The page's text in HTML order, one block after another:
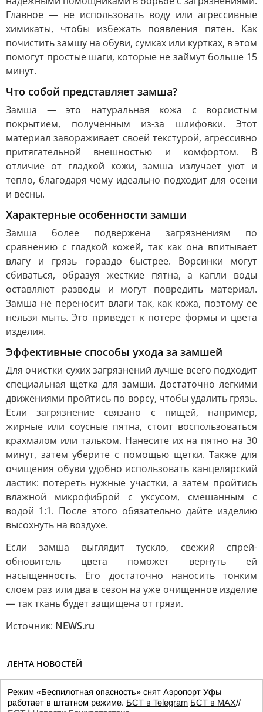
Главное — не использовать воду или агрессивные
химикаты, чтобы избежать появления пятен. Как
почистить замшу на обуви, сумках или куртках, в этом
помогут простые шаги, которые не займут больше 15
минут.
Что собой представляет замша?
Замша — это натуральная кожа с ворсистым
покрытием, полученным из-за шлифовки. Этот
материал завораживает своей текстурой, агрессивно
притягательной внешностью и комфортом. В
отличие от гладкой кожи, замша излучает уют и
тепло, благодаря чему идеально подходит для осени
и весны.
Характерные особенности замши
Замша более подвержена загрязнениям по
сравнению с гладкой кожей, так как она впитывает
влагу и грязь гораздо быстрее. Ворсинки могут
сбиваться, образуя жесткие пятна, а капли воды
оставляют разводы и могут повредить материал.
Замша не переносит влаги так, как кожа, поэтому ее
нельзя мыть. Это приведет к потере формы и цвета
изделия.
Эффективные способы ухода за замшей
Для очистки сухих загрязнений лучше всего подходит
специальная щетка для замши. Достаточно легкими
движениями пройтись по ворсу, чтобы удалить грязь.
Если загрязнение связано с пищей, например,
жирные или соусные пятна, стоит воспользоваться
крахмалом или тальком. Нанесите их на пятно на 30
минут, затем уберите с помощью щетки. Также для
очищения обуви удобно использовать канцелярский
ластик: потереть нужные участки, а затем пройтись
влажной микрофиброй с уксусом, смешанным с
водой 1:1. После этого обязательно дайте изделию
высохнуть на воздухе.
Если замша выглядит тускло, свежий спрей-
обновитель цвета поможет вернуть ей
насыщенность. Его достаточно наносить тонким
слоем раз или два в сезон на уже очищенное изделие
— так ткань будет защищена от грязи.
Источник: NEWS.ru
ЛЕНТА НОВОСТЕЙ
Режим «Беспилотная опасность» снят Аэропорт Уфы
работает в штатном режиме. БСТ в Telegram БСТ в МАХ//